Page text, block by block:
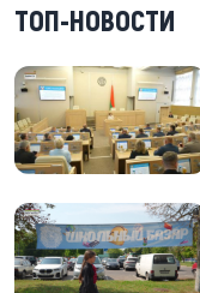
ТОП-НОВОСТИ